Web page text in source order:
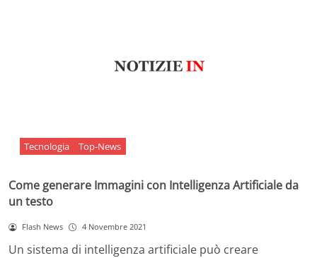
Tecnologia Top-News
Come generare Immagini con Intelligenza Artificiale da
un testo
Flash News 4 Novembre 2021
Un sistema di intelligenza artificiale può creare